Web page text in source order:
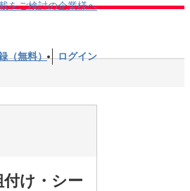
をご検討の企業様へ
（無料） ログイン
け・シー